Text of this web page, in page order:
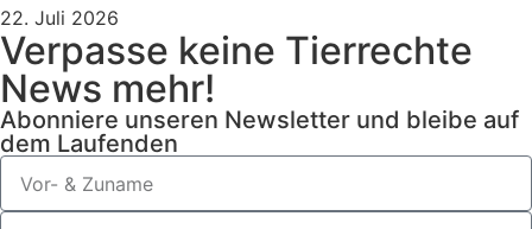
22. Juli 2026
Verpasse keine Tierrechte
News mehr!
Abonniere unseren Newsletter und bleibe auf
dem Laufenden